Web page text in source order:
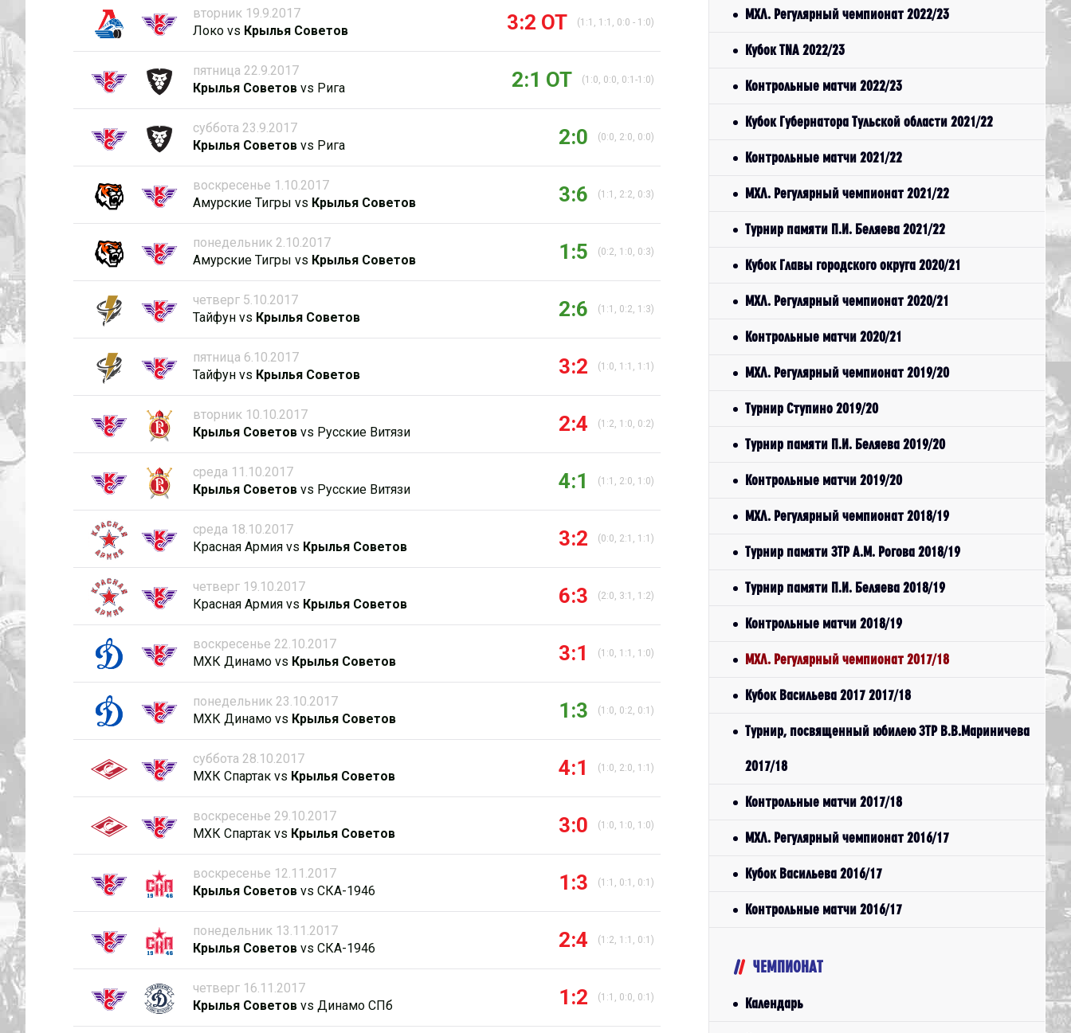
вторник 19.9.2017
Локо vs Крылья Советов 3:2 ОТ (1:1, 1:1, 0:0 - 1:0)
пятница 22.9.2017
Крылья Советов vs Рига 2:1 ОТ (1:0, 0:0, 0:1-1:0)
суббота 23.9.2017
Крылья Советов vs Рига 2:0 (0:0, 2:0, 0:0)
воскресенье 1.10.2017
Амурские Тигры vs Крылья Советов 3:6 (1:1, 2:2, 0:3)
понедельник 2.10.2017
Амурские Тигры vs Крылья Советов 1:5 (0:2, 1:0, 0:3)
четверг 5.10.2017
Тайфун vs Крылья Советов 2:6 (1:1, 0:2, 1:3)
пятница 6.10.2017
Тайфун vs Крылья Советов 3:2 (1:0, 1:1, 1:1)
вторник 10.10.2017
Крылья Советов vs Русские Витязи 2:4 (1:2, 1:0, 0:2)
среда 11.10.2017
Крылья Советов vs Русские Витязи 4:1 (1:1, 2:0, 1:0)
среда 18.10.2017
Красная Армия vs Крылья Советов 3:2 (0:0, 2:1, 1:1)
четверг 19.10.2017
Красная Армия vs Крылья Советов 6:3 (2:0, 3:1, 1:2)
воскресенье 22.10.2017
МХК Динамо vs Крылья Советов 3:1 (1:0, 1:1, 1:0)
понедельник 23.10.2017
МХК Динамо vs Крылья Советов 1:3 (1:0, 0:2, 0:1)
суббота 28.10.2017
МХК Спартак vs Крылья Советов 4:1 (1:0, 2:0, 1:1)
воскресенье 29.10.2017
МХК Спартак vs Крылья Советов 3:0 (1:0, 1:0, 1:0)
воскресенье 12.11.2017
Крылья Советов vs СКА-1946 1:3 (1:1, 0:1, 0:1)
понедельник 13.11.2017
Крылья Советов vs СКА-1946 2:4 (1:2, 1:1, 0:1)
четверг 16.11.2017
Крылья Советов vs Динамо СПб 1:2 (1:1, 0:0, 0:1)
МХЛ. Регулярный чемпионат 2022/23
Кубок TNA 2022/23
Контрольные матчи 2022/23
Кубок Губернатора Тульской области 2021/22
Контрольные матчи 2021/22
МХЛ. Регулярный чемпионат 2021/22
Турнир памяти П.И. Беляева 2021/22
Кубок Главы городского округа 2020/21
МХЛ. Регулярный чемпионат 2020/21
Контрольные матчи 2020/21
МХЛ. Регулярный чемпионат 2019/20
Турнир Ступино 2019/20
Турнир памяти П.И. Беляева 2019/20
Контрольные матчи 2019/20
МХЛ. Регулярный чемпионат 2018/19
Турнир памяти ЗТР А.М. Рогова 2018/19
Турнир памяти П.И. Беляева 2018/19
Контрольные матчи 2018/19
МХЛ. Регулярный чемпионат 2017/18
Кубок Васильева 2017 2017/18
Турнир, посвященный юбилею ЗТР В.В.Мариничева
2017/18
Контрольные матчи 2017/18
МХЛ. Регулярный чемпионат 2016/17
Кубок Васильева 2016/17
Контрольные матчи 2016/17
ЧЕМПИОНАТ
Календарь